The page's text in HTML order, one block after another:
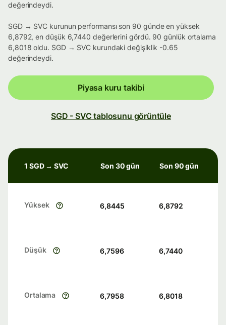
değerindeydi.
SGD → SVC kurunun performansı son 90 günde en yüksek
6,8792, en düşük 6,7440 değerlerini gördü. 90 günlük ortalama
6,8018 oldu. SGD → SVC kurundaki değişiklik -0.65
değerindeydi.
Piyasa kuru takibi
SGD - SVC tablosunu görüntüle
1 SGD → SVC Son 30 gün Son 90 gün
Yüksek 6,8445 6,8792
Düşük 6,7596 6,7440
Ortalama 6,7958 6,8018